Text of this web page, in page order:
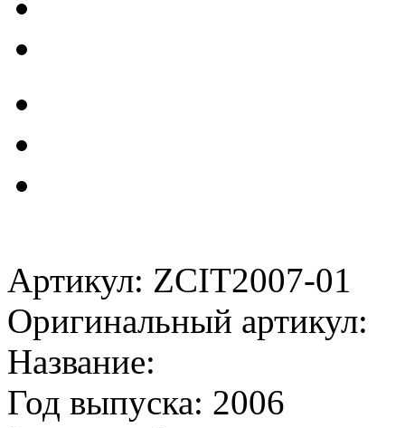
Артикул: ZCIT2007-01
Оригинальный артикул:
Название:
Год выпуска: 2006